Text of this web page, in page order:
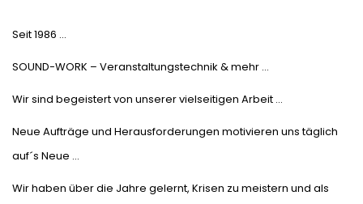
Seit 1986 …
SOUND-WORK – Veranstaltungstechnik & mehr …
Wir sind begeistert von unserer vielseitigen Arbeit …
Neue Aufträge und Herausforderungen motivieren uns täglich
auf´s Neue …
Wir haben über die Jahre gelernt, Krisen zu meistern und als